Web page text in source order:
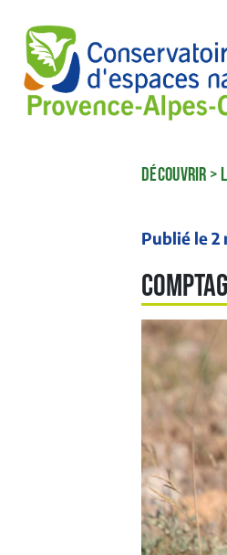
DÉCOUVRIR >
Publié le 2